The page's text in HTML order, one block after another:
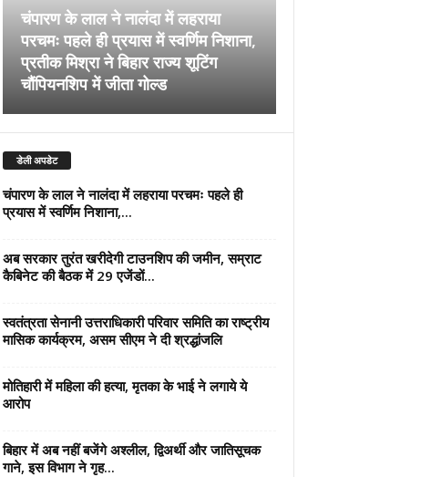
चंपारण के लाल ने नालंदा में लहराया
परचमः पहले ही प्रयास में स्वर्णिम निशाना,
प्रतीक मिश्रा ने बिहार राज्य शूटिंग
चौंपियनशिप में जीता गोल्ड
डेली अपडेट
चंपारण के लाल ने नालंदा में लहराया परचमः पहले ही
प्रयास में स्वर्णिम निशाना,...
अब सरकार तुरंत खरीदेगी टाउनशिप की जमीन, सम्राट
कैबिनेट की बैठक में 29 एजेंडों...
स्वतंत्रता सेनानी उत्तराधिकारी परिवार समिति का राष्ट्रीय
मासिक कार्यक्रम, असम सीएम ने दी श्रद्धांजलि
मोतिहारी में महिला की हत्या, मृतका के भाई ने लगाये ये
आरोप
बिहार में अब नहीं बजेंगे अश्लील, द्विअर्थी और जातिसूचक
गाने, इस विभाग ने गृह...